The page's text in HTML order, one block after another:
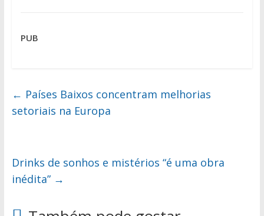
PUB
← Países Baixos concentram melhorias
setoriais na Europa
Drinks de sonhos e mistérios “é uma obra
inédita” →